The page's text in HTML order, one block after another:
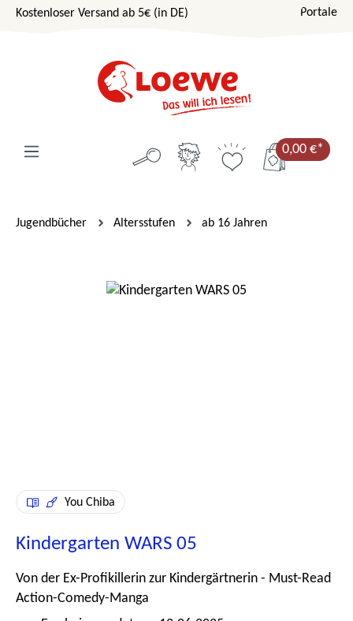
Zum Hauptinhalt springen
Kostenloser Versand ab 5€ (in DE) Portale
0,00 €*
Jugendbücher Altersstufen ab 16 Jahren
Bildergalerie überspringen
You Chiba
Kindergarten WARS 05
Von der Ex-Profikillerin zur Kindergärtnerin - Must-Read
Action-Comedy-Manga